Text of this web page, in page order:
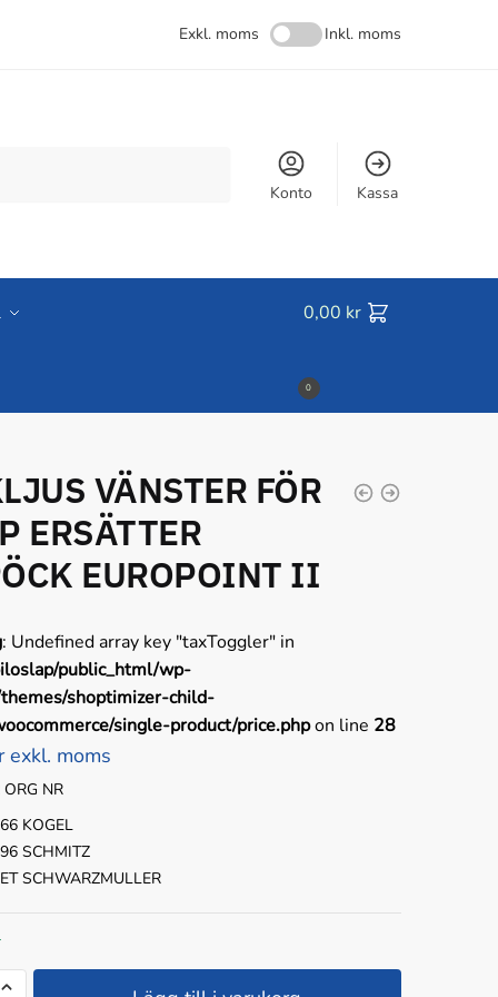
Exkl. moms Inkl. moms
Konto Kassa
0,00 kr
0
VÄNSTER FÖR
ERSÄTTER
EUROPOINT II
: Undefined array key "taxToggler" in
public_html/wp-
shoptimizer-child-
single-product/price.phpon line 28
exkl. moms
ORG NR
KOGEL
SCHMITZ
SCHWARZMULLER